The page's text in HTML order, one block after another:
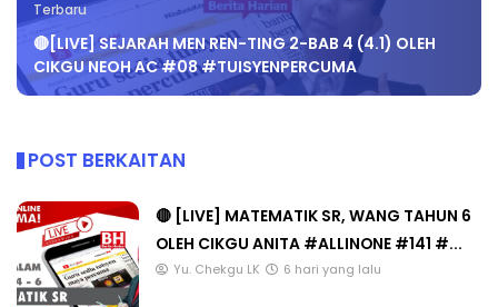
Terbaru
🔴[LIVE] SEJARAH MEN REN-TING 2-BAB 4 (4.1) OLEH
CIKGU NEOH AC #08 #TUISYENPERCUMA
POST BERKAITAN
🔴 [LIVE] MATEMATIK SR, WANG TAHUN 6
OLEH CIKGU ANITA #ALLINONE #141 #...
Yu. Chekgu LK 6 hari yang lalu